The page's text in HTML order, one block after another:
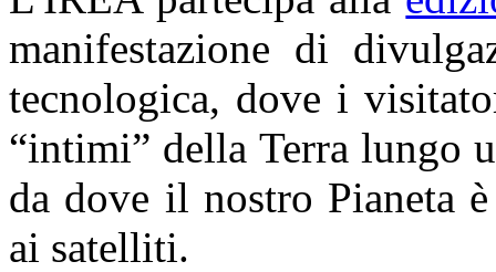
manifestazione di
tecnologica, dove i
“intimi” della Terra lungo
da dove il nostro Pianeta
ai satelliti.